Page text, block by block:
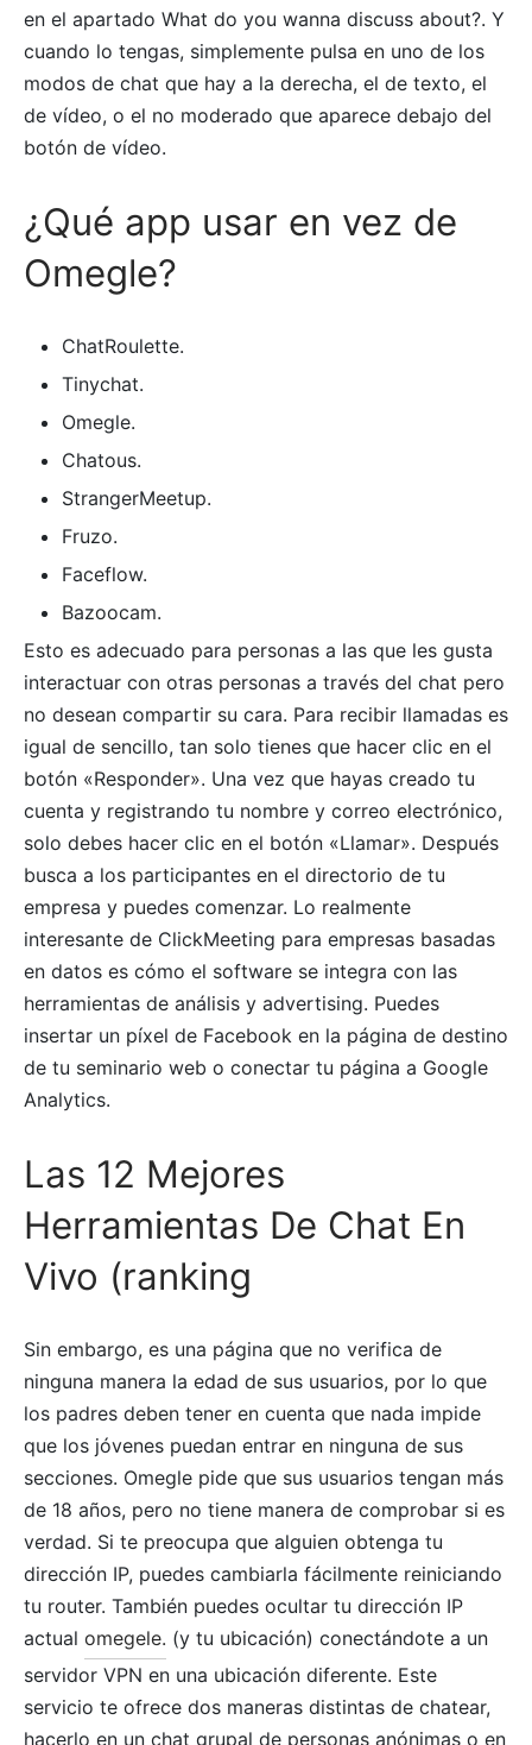
en el apartado What do you wanna discuss about?. Y
cuando lo tengas, simplemente pulsa en uno de los
modos de chat que hay a la derecha, el de texto, el
de vídeo, o el no moderado que aparece debajo del
botón de vídeo.
¿Qué app usar en vez de
Omegle?
ChatRoulette.
Tinychat.
Omegle.
Chatous.
StrangerMeetup.
Fruzo.
Faceflow.
Bazoocam.
Esto es adecuado para personas a las que les gusta
interactuar con otras personas a través del chat pero
no desean compartir su cara. Para recibir llamadas es
igual de sencillo, tan solo tienes que hacer clic en el
botón «Responder». Una vez que hayas creado tu
cuenta y registrando tu nombre y correo electrónico,
solo debes hacer clic en el botón «Llamar». Después
busca a los participantes en el directorio de tu
empresa y puedes comenzar. Lo realmente
interesante de ClickMeeting para empresas basadas
en datos es cómo el software se integra con las
herramientas de análisis y advertising. Puedes
insertar un píxel de Facebook en la página de destino
de tu seminario web o conectar tu página a Google
Analytics.
Las 12 Mejores
Herramientas De Chat En
Vivo (ranking
Sin embargo, es una página que no verifica de
ninguna manera la edad de sus usuarios, por lo que
los padres deben tener en cuenta que nada impide
que los jóvenes puedan entrar en ninguna de sus
secciones. Omegle pide que sus usuarios tengan más
de 18 años, pero no tiene manera de comprobar si es
verdad. Si te preocupa que alguien obtenga tu
dirección IP, puedes cambiarla fácilmente reiniciando
tu router. También puedes ocultar tu dirección IP
actual omegele. (y tu ubicación) conectándote a un
servidor VPN en una ubicación diferente. Este
servicio te ofrece dos maneras distintas de chatear,
hacerlo en un chat grupal de personas anónimas o en